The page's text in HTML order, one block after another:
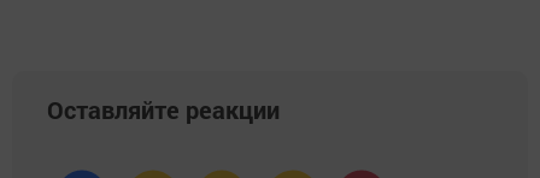
Оставляйте реакции